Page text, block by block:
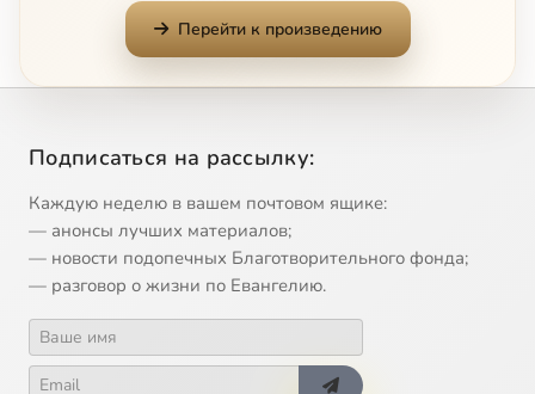
14 Божественная Литургия. Передача от 28 декабря 2011 года
15
Божественная Литургия. Проскомидия
Перейти к произведению
Подписаться на рассылку:
Каждую неделю в вашем почтовом ящике:
— анонсы лучших материалов;
— новости подопечных Благотворительного фонда;
— разговор о жизни по Евангелию.